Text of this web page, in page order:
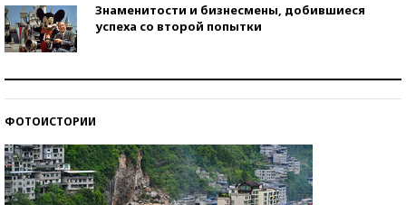
Знаменитости и бизнесмены, добившиеся
успеха со второй попытки
ФОТОИСТОРИИ